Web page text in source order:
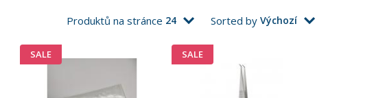
Produktů na stránce 24 Sorted by Výchozí
SALE SALE